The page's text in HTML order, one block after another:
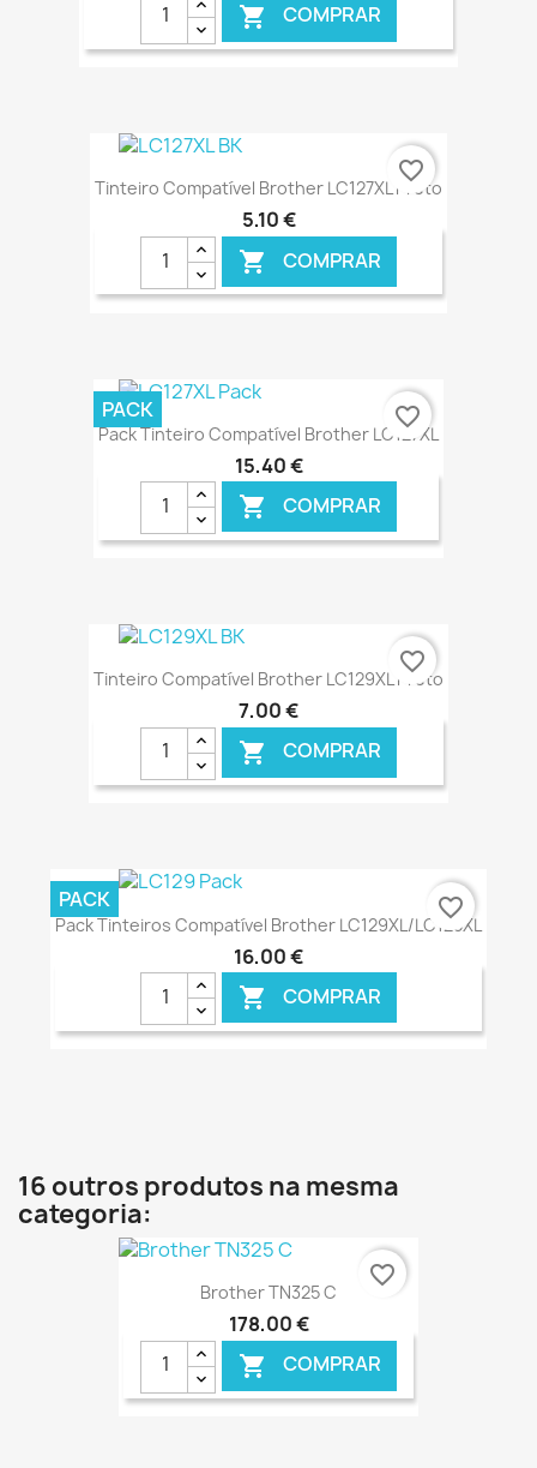
 COMPRAR
€ ONLINE
Tinteiro Compatível Brother LC127XL Preto
5,10 €
 COMPRAR
€ ONLINE
favorite_border
Pack Tinteiro Compatível Brother LC127XL
15,40 €
 COMPRAR
€ ONLINE
PACK favorite_border
Tinteiro Compatível Brother LC129XL Preto
7,00 €
 COMPRAR
favorite_border
Pack Tinteiros Compatível Brother LC129XL/LC125XL
16,00 €
 COMPRAR
PACK favorite_border
16 outros produtos na mesma
categoria:
Brother TN325 C
178,00 €
 COMPRAR
favorite_border